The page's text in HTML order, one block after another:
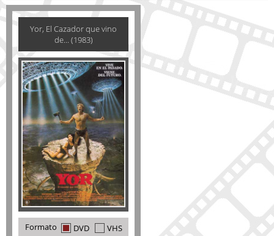
Yor, El Cazador que vino
de... (1983)
Formato DVD VHS